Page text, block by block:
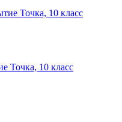
Точка, 10 класс